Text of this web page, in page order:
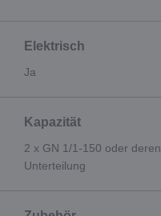
Elektrisch
Ja
Kapazität
2 x GN 1/1-150 oder deren
Unterteilung